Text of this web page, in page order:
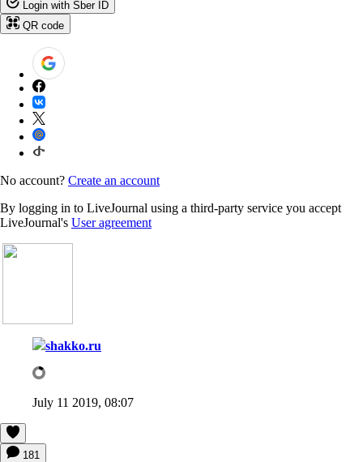
Login with Sber ID
QR code
No account? Create an account
By logging in to LiveJournal using a third-party service you accept
LiveJournal's User agreement
shakko.ru
July 11 2019, 08:07
181